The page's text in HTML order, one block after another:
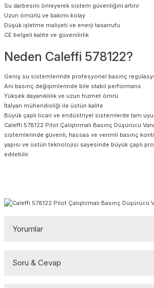
Su darbesini önleyerek sistem güvenliğini artırır
Uzun ömürlü ve bakımı kolay
Düşük işletme maliyeti ve enerji tasarrufu
CE belgeli kalite ve güvenilirlik
Neden Caleffi 578122?
Geniş su sistemlerinde profesyonel basınç
Ani basınç değişimlerinde bile stabil performans
Yüksek dayanıklılık ve uzun hizmet ömrü
İtalyan mühendisliği ile üstün kalite
Büyük çaplı ticari ve endüstriyel sistemlerde tam
Caleffi 578122 Pilot Çalıştırmalı Basınç Düşürücü
sistemlerinde güvenli, hassas ve verimli basınç
yapısı ve üstün teknolojisi sayesinde büyük çaplı
edilebilir.
Yorumlar
Soru & Cevap